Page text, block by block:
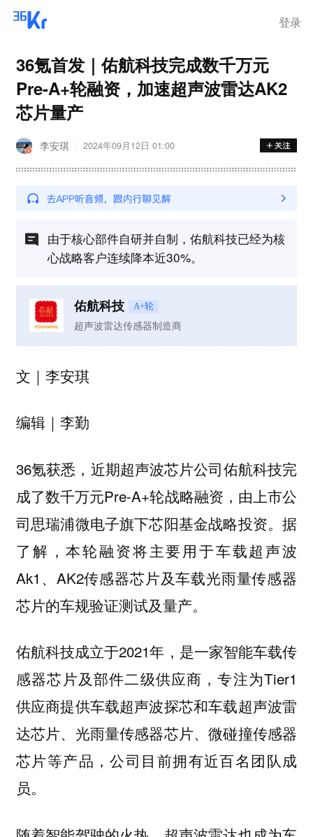
登录
36氪首发｜佑航科技完成数千万元
Pre-A+轮融资，加速超声波雷达AK2
芯片量产
李安琪 2024年09月12日 01:00
由于核心部件自研并自制，佑航科技已经为核
心战略客户连续降本近30%。
佑航科技 A+轮
超声波雷达传感器制造商
文｜李安琪
编辑｜李勤
36氪获悉，近期超声波芯片公司佑航科技完
成了数千万元Pre-A+轮战略融资，由上市公
司思瑞浦微电子旗下芯阳基金战略投资。据
了解，本轮融资将主要用于车载超声波
Ak1、AK2传感器芯片及车载光雨量传感器
芯片的车规验证测试及量产。
佑航科技成立于2021年，是一家智能车载传
感器芯片及部件二级供应商，专注为Tier1
供应商提供车载超声波探芯和车载超声波雷
达芯片、光雨量传感器芯片、微碰撞传感器
芯片等产品，公司目前拥有近百名团队成
员。